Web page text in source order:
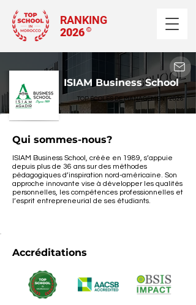
RANKING
2026 ©
ISIAM Business School
TOP ÉCOLES DE MANAGEMENT 2026
Qui sommes-nous?
ISIAM Business School, créée en 1989, s’appuie
depuis plus de 36 ans sur des méthodes
pédagogiques d’inspiration nord-américaine. Son
approche innovante vise à développer les qualités
personnelles, les compétences professionnelles et
l’esprit entrepreneurial de ses étudiants.
Accréditations